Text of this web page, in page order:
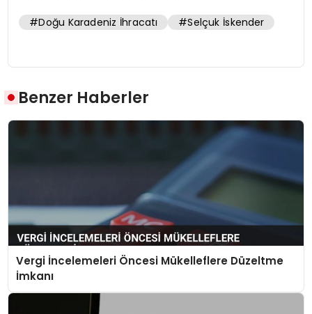
#Doğu Karadeniz İhracatı #Selçuk İskender
Benzer Haberler
Vergi İncelemeleri Öncesi Mükelleflere Düzeltme
İmkanı